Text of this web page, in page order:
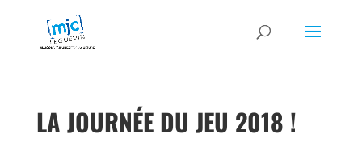
LA JOURNÉE DU JEU 2018 !